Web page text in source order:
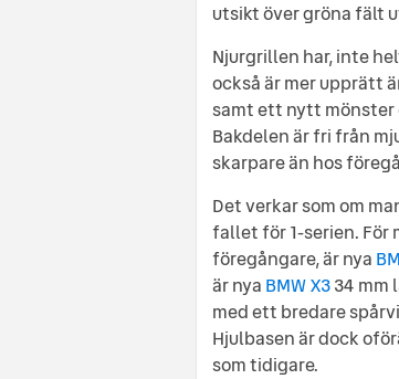
Njurgrillen har, inte
också är mer upprätt
samt ett nytt mönster
Bakdelen är fri från
skarpare än hos
Det verkar som om
fallet för 1-serien. För
föregångare, är nya
är nya BMW X334 mm
med ett bredare
Hjulbasen är dock
som tidigare.